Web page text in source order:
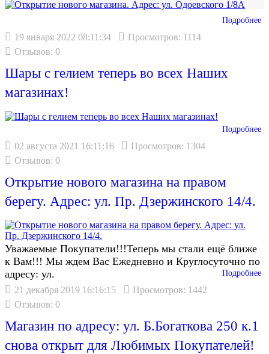
Подробнее
19 января 2022 08:11:34
Просмотров: 1114
Отзывов: 0
Шары с гелием теперь во всех Наших
магазинах!
Подробнее
02 августа 2021 16:11:16
Просмотров: 1304
Отзывов: 0
Открытие нового магазина на правом
берегу. Адрес: ул. Пр. Дзержинского 14/4.
Уважаемые Покупатели!!!Теперь мы стали ещё ближе
к Вам!!! Мы ждем Вас Ежедневно и Круглосуточно по
адресу: ул.
Подробнее
21 декабря 2019 16:16:15
Просмотров: 1442
Отзывов: 0
Магазин по адресу: ул. Б.Богаткова 250 к.1
снова открыт для Любимых Покупателей!